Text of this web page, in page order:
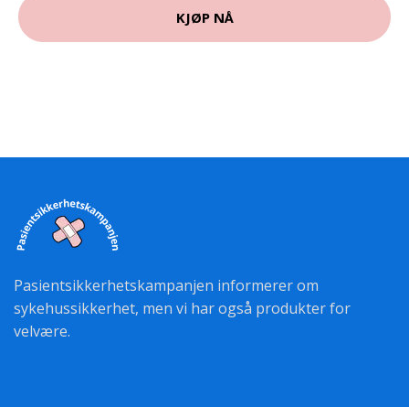
KJØP NÅ
Pasientsikkerhetskampanjen informerer om
sykehussikkerhet, men vi har også produkter for
velvære.